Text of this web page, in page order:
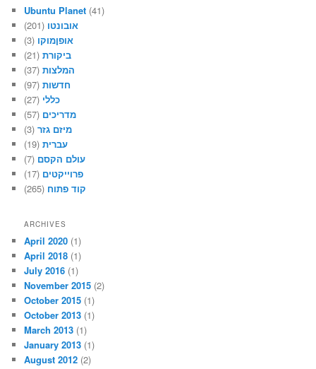
Ubuntu Planet (41)
אובונטו (201)
אופןמוקו (3)
ביקורת(21)
המלצות(37)
חדשות(97)
כללי (27)
מדריכים (57)
מיזם גזר(3)
עברית(19)
עולם הקסם (7)
פרוייקטים (17)
קוד פתוח (265)
ARCHIVES
April 2020 (1)
April 2018 (1)
July 2016 (1)
November 2015 (2)
October 2015 (1)
October 2013 (1)
March 2013 (1)
January 2013 (1)
August 2012 (2)